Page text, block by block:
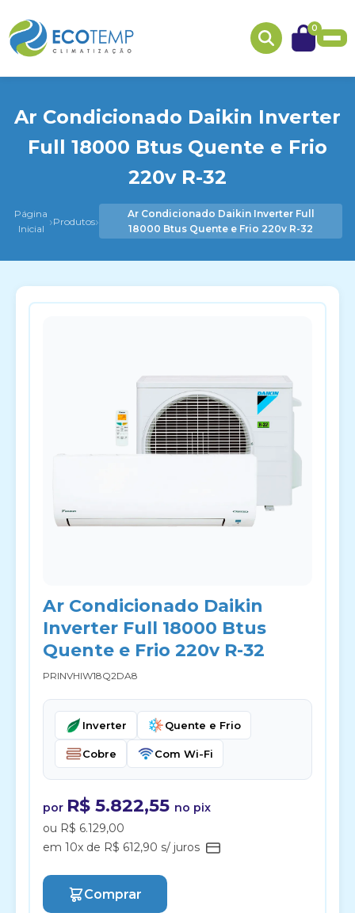
0
Ar Condicionado Daikin Inverter
Full 18000 Btus Quente e Frio
220v R-32
Página
Inicial ›Produtos›
Ar Condicionado Daikin Inverter Full
18000 Btus Quente e Frio 220v R-32
Ar Condicionado Daikin
Inverter Full 18000 Btus
Quente e Frio 220v R-32
PRINVHIW18Q2DA8
Inverter Quente e Frio
Cobre Com Wi-Fi
por R$ 5.822,55 no pix
ou R$ 6.129,00
em 10x de R$ 612,90 s/ juros
Comprar